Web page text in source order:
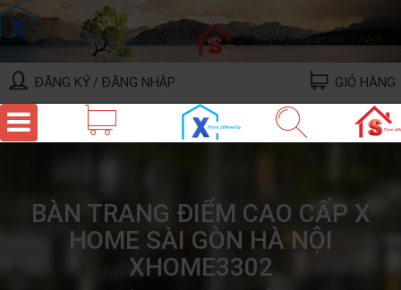
ĐĂNG KÝ / ĐĂNG NHẬP GIỎ HÀNG
BÀN TRANG ĐIỂM CAO CẤP X
HOME SÀI GÒN HÀ NỘI
XHOME3302